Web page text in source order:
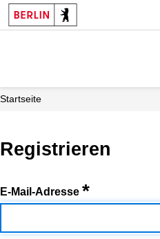
Startseite
Registrieren
E-Mail-Adresse *